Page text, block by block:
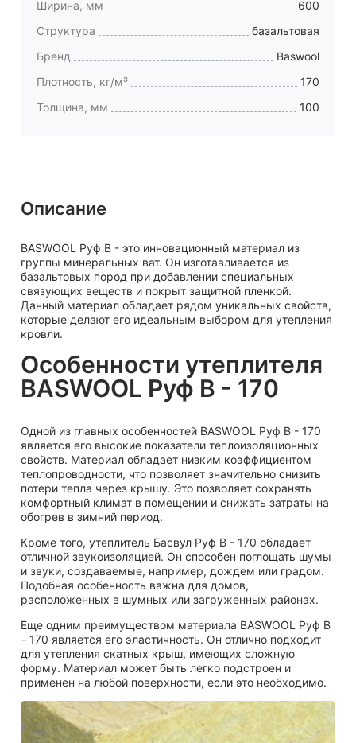
Ширина, мм
600
Структура
базальтовая
Бренд
Baswool
Плотность, кг/м³
170
Толщина, мм
100
Описание
BASWOOL Руф В - это инновационный материал из
группы минеральных ват. Он изготавливается из
базальтовых пород при добавлении специальных
связующих веществ и покрыт защитной пленкой.
Данный материал обладает рядом уникальных свойств,
которые делают его идеальным выбором для утепления
кровли.
Особенности утеплителя
BASWOOL Руф В - 170
Одной из главных особенностей BASWOOL Руф В - 170
является его высокие показатели теплоизоляционных
свойств. Материал обладает низким коэффициентом
теплопроводности, что позволяет значительно снизить
потери тепла через крышу. Это позволяет сохранять
комфортный климат в помещении и снижать затраты на
обогрев в зимний период.
Кроме того, утеплитель Басвул Руф В - 170 обладает
отличной звукоизоляцией. Он способен поглощать шумы
и звуки, создаваемые, например, дождем или градом.
Подобная особенность важна для домов,
расположенных в шумных или загруженных районах.
Еще одним преимуществом материала BASWOOL Руф В
– 170 является его эластичность. Он отлично подходит
для утепления скатных крыш, имеющих сложную
форму. Материал может быть легко подстроен и
применен на любой поверхности, если это необходимо.